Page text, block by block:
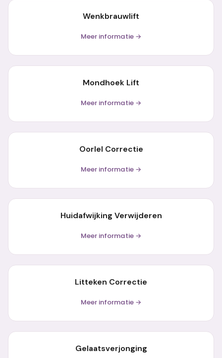
Wenkbrauwlift
Meer informatie →
Mondhoek Lift
Meer informatie →
Oorlel Correctie
Meer informatie →
Huidafwijking Verwijderen
Meer informatie →
Litteken Correctie
Meer informatie →
Gelaatsverjonging